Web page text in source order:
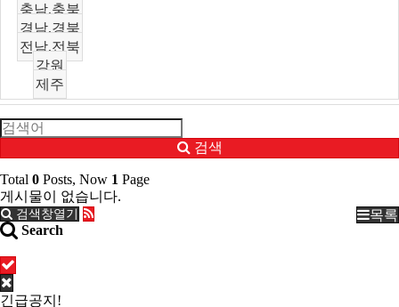
충남,충북
경남,경북
전남,전북
강원
제주
검색
Total 0 Posts, Now 1 Page
게시물이 없습니다.
목록
검색창열기
Search
긴급공지!